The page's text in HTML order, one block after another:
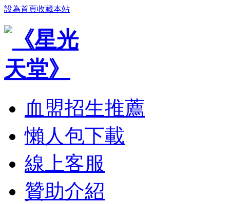
設為首頁收藏本站
血盟招生推薦
懶人包下載
線上客服
贊助介紹